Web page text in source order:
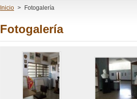
Inicio > Fotogalería
Fotogalería